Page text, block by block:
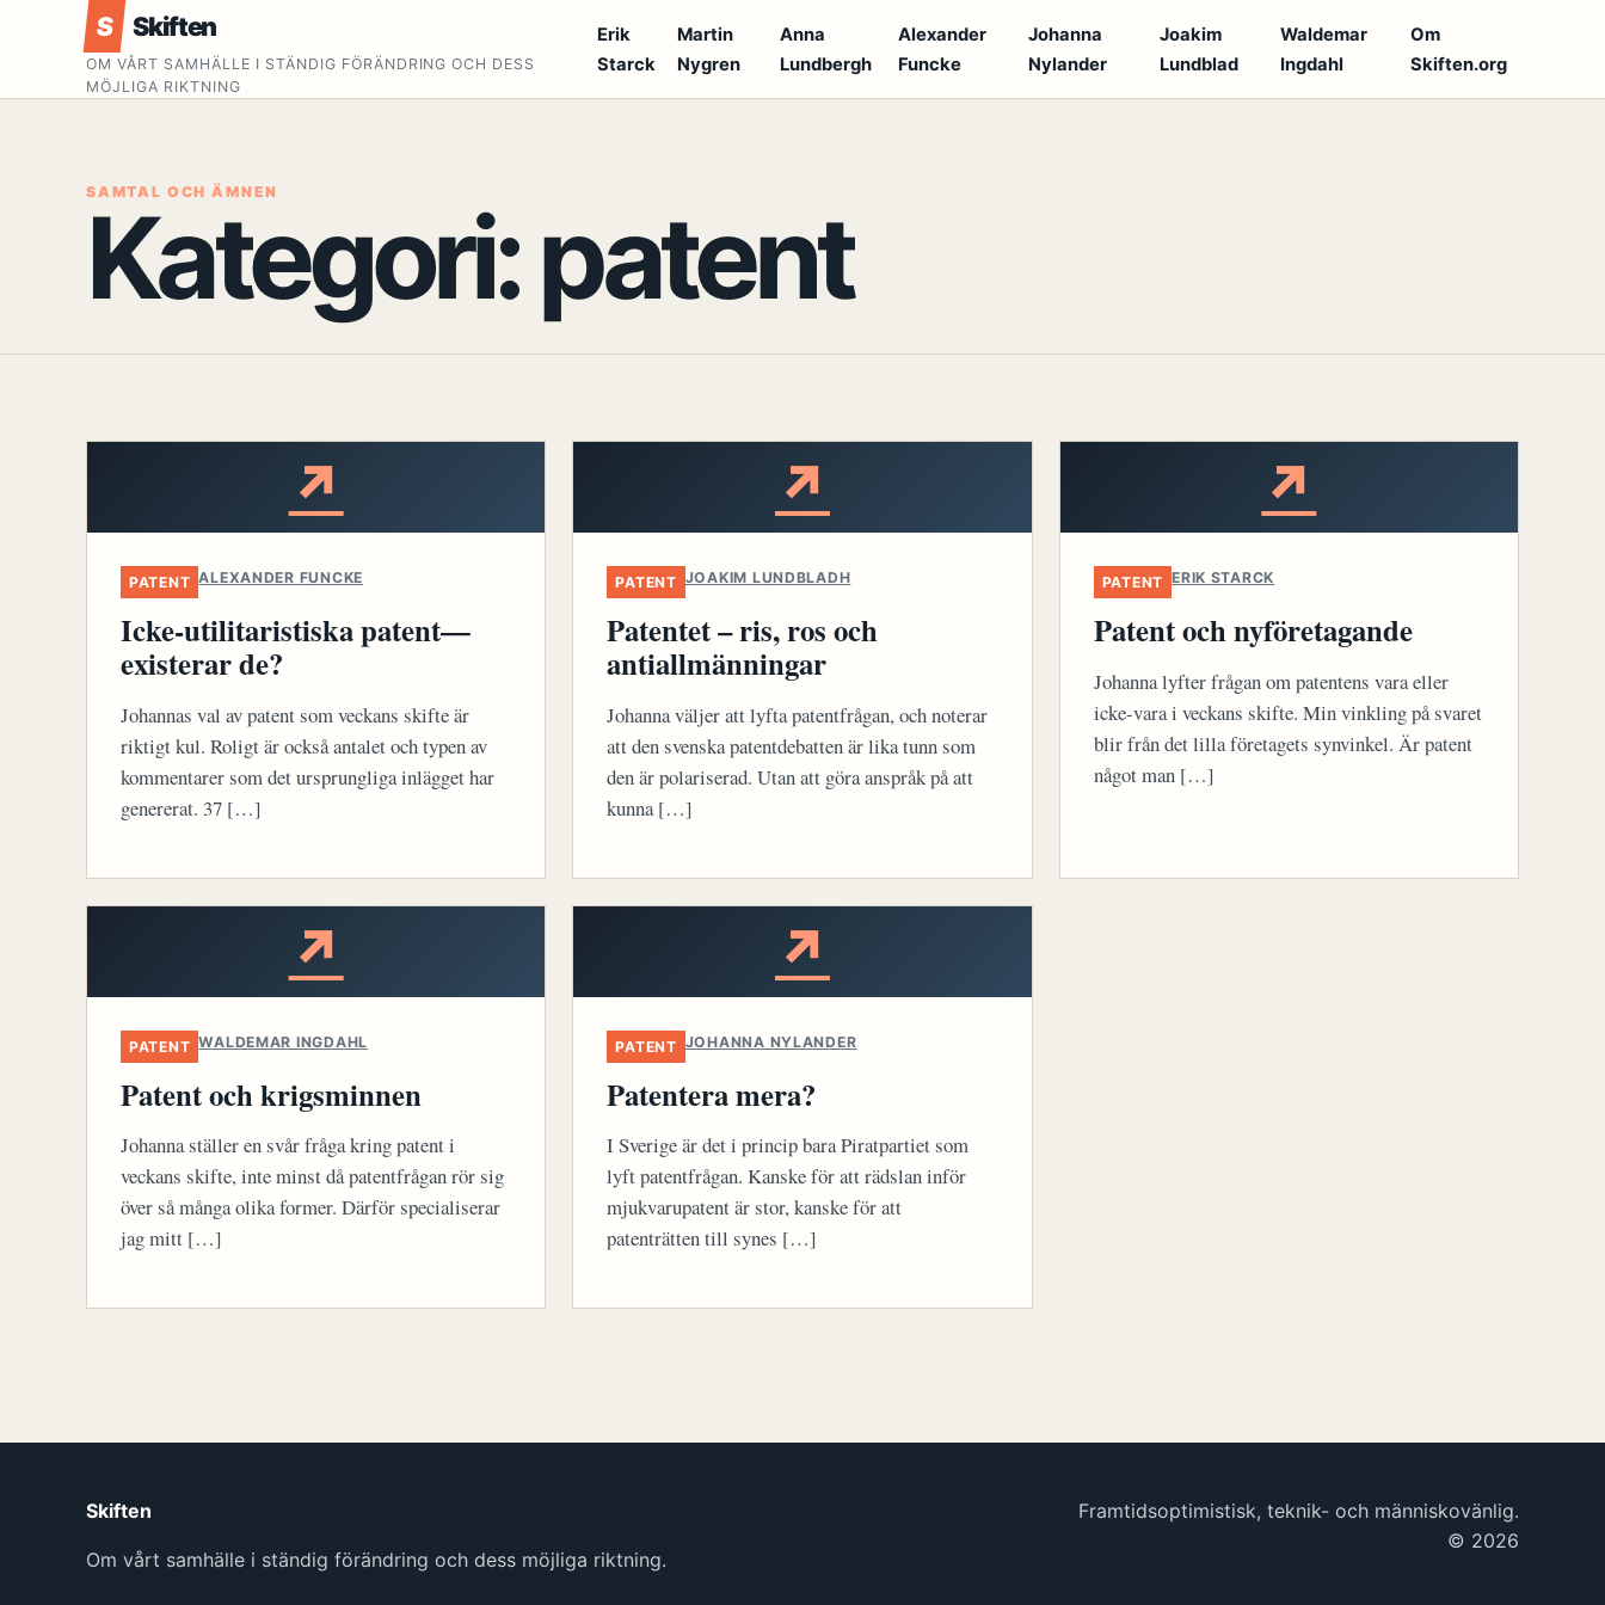
S Skiften
OM VÅRT SAMHÄLLE I STÄNDIG FÖRÄNDRING OCH DESS
MÖJLIGA RIKTNING
Erik
Starck
Martin
Nygren
Anna
Lundbergh
Alexander
Funcke
Johanna
Nylander
Joakim
Lundblad
Waldemar
Ingdahl
Om
Skiften.org
SAMTAL OCH ÄMNEN
Kategori:patent
↗
PATENT ALEXANDER FUNCKE
Icke-utilitaristiska patent—
existerar de?
Johannas val av patent som veckans skifte är
riktigt kul. Roligt är också antalet och typen av
kommentarer som det ursprungliga inlägget har
genererat. 37 […]
↗
PATENT JOAKIM LUNDBLADH
Patentet – ris, ros och
antiallmänningar
Johanna väljer att lyfta patentfrågan, och noterar
att den svenska patentdebatten är lika tunn som
den är polariserad. Utan att göra anspråk på att
kunna […]
↗
PATENT ERIK STARCK
Patent och nyföretagande
Johanna lyfter frågan om patentens vara eller
icke-vara i veckans skifte. Min vinkling på svaret
blir från det lilla företagets synvinkel. Är patent
något man […]
↗
PATENT WALDEMAR INGDAHL
Patent och krigsminnen
Johanna ställer en svår fråga kring patent i
veckans skifte, inte minst då patentfrågan rör sig
över så många olika former. Därför specialiserar
jag mitt […]
↗
PATENT JOHANNA NYLANDER
Patentera mera?
I Sverige är det i princip bara Piratpartiet som
lyft patentfrågan. Kanske för att rädslan inför
mjukvarupatent är stor, kanske för att
patenträtten till synes […]
Skiften
Om vårt samhälle i ständig förändring och dess möjliga riktning.
Framtidsoptimistisk, teknik- och människovänlig.
© 2026